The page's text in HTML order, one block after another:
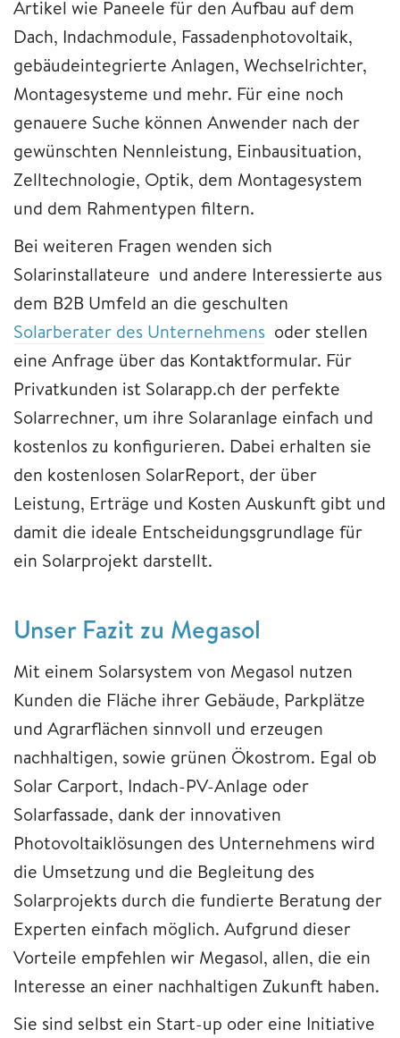
Artikel wie Paneele für den Aufbau auf dem
Dach, Indachmodule, Fassadenphotovoltaik,
gebäudeintegrierte Anlagen, Wechselrichter,
Montagesysteme und mehr. Für eine noch
genauere Suche können Anwender nach der
gewünschten Nennleistung, Einbausituation,
Zelltechnologie, Optik, dem Montagesystem
und dem Rahmentypen filtern.
Bei weiteren Fragen wenden sich
Solarinstallateure und andere Interessierte aus
dem B2B Umfeld an die geschulten
Solarberater des Unternehmens oder stellen
eine Anfrage über das Kontaktformular. Für
Privatkunden ist Solarapp.ch der perfekte
Solarrechner, um ihre Solaranlage einfach und
kostenlos zu konfigurieren. Dabei erhalten sie
den kostenlosen SolarReport, der über
Leistung, Erträge und Kosten Auskunft gibt und
damit die ideale Entscheidungsgrundlage für
ein Solarprojekt darstellt.
Unser Fazit zu Megasol
Mit einem Solarsystem von Megasol nutzen
Kunden die Fläche ihrer Gebäude, Parkplätze
und Agrarflächen sinnvoll und erzeugen
nachhaltigen, sowie grünen Ökostrom. Egal ob
Solar Carport, Indach-PV-Anlage oder
Solarfassade, dank der innovativen
Photovoltaiklösungen des Unternehmens wird
die Umsetzung und die Begleitung des
Solarprojekts durch die fundierte Beratung der
Experten einfach möglich. Aufgrund dieser
Vorteile empfehlen wir Megasol, allen, die ein
Interesse an einer nachhaltigen Zukunft haben.
Sie sind selbst ein Start-up oder eine Initiative